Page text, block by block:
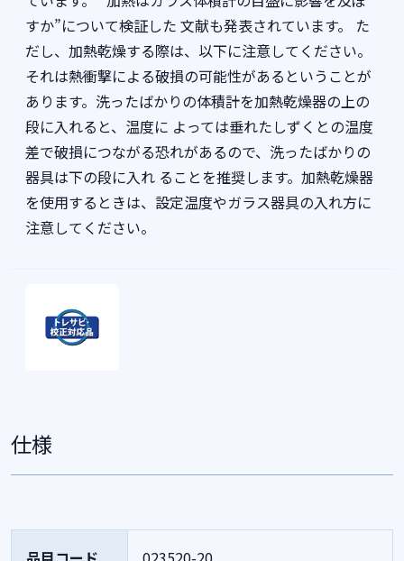
すか”について検証した 文献も発表されています。 た
だし、加熱乾燥する際は、以下に注意してください。
それは熱衝撃による破損の可能性があるということが
あります。洗ったばかりの体積計を加熱乾燥器の上の
段に入れると、温度に よっては垂れたしずくとの温度
差で破損につながる恐れがあるので、洗ったばかりの
器具は下の段に入れ ることを推奨します。加熱乾燥器
を使用するときは、設定温度やガラス器具の入れ方に
注意してください。
仕様